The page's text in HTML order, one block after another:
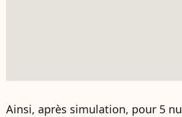
Ainsi, après simulation, pour 5